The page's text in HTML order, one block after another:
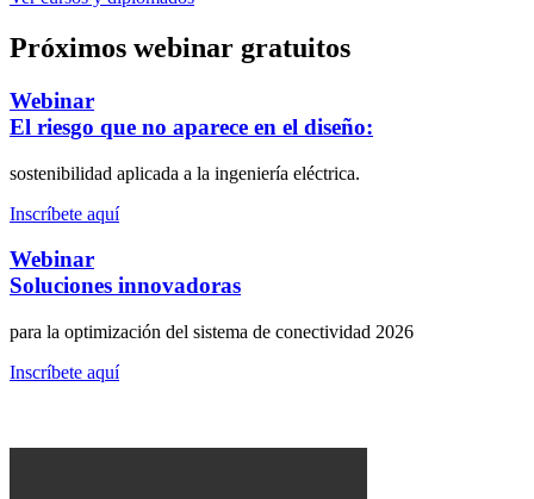
Próximos webinar gratuitos
Webinar
El riesgo que no aparece en el diseño:
sostenibilidad aplicada a la ingeniería eléctrica.
Inscríbete aquí
Webinar
Soluciones innovadoras
para la optimización del sistema de conectividad 2026
Inscríbete aquí